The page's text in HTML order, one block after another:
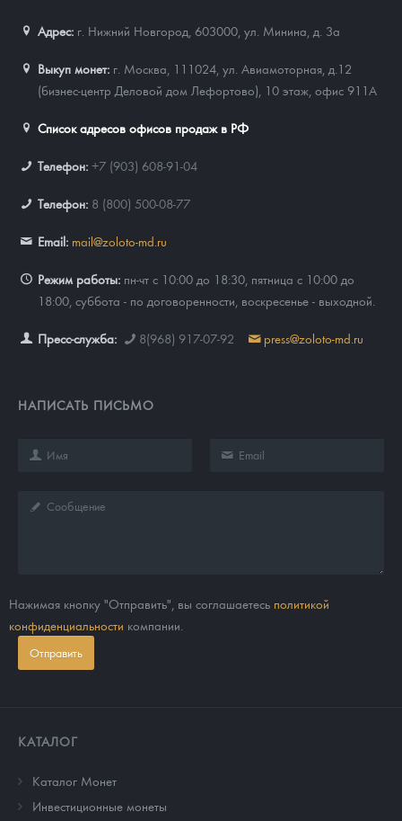
Адрес: г. Нижний Новгород, 603000 ул. Минина, д. 3а
Выкуп монет: г. Москва, 111024, ул. Авиамоторная, д.12
(бизнес-центр Деловой дом Лефортово), 10 этаж, офис 911А
Список адресов офисов продаж в РФ
Телефон: +7 (903) 608-91-04
Телефон: 8 (800) 500-08-77
Email: mail@zoloto-md.ru
Режим работы: пн-чт с 10:00 до 18:30, пятница с 10:00 до
18:00, суббота - по договоренности, воскресенье - выходной.
Пресс-служба: 8(968) 917-07-92 press@zoloto-md.ru
НАПИСАТЬ ПИСЬМО
Нажимая кнопку "Отправить", вы соглашаетесь политикой
конфиденциальности компании.
Отправить
КАТАЛОГ
Каталог Монет
Инвестиционные монеты